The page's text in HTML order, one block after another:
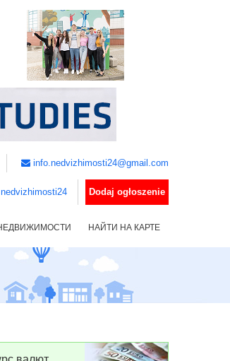
info.nedvizhimosti24@gmail.com
Dodaj ogłoszenie
НАЙТИ НА КАРТЕ